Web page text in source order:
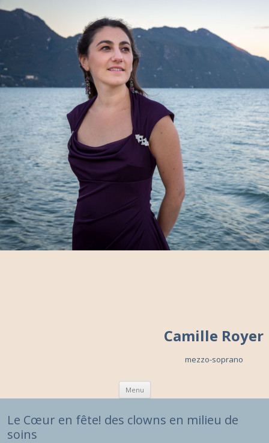
Camille Royer
mezzo-soprano
Menu Skip to content
Le Cœur en fête! des clowns en milieu de
soins